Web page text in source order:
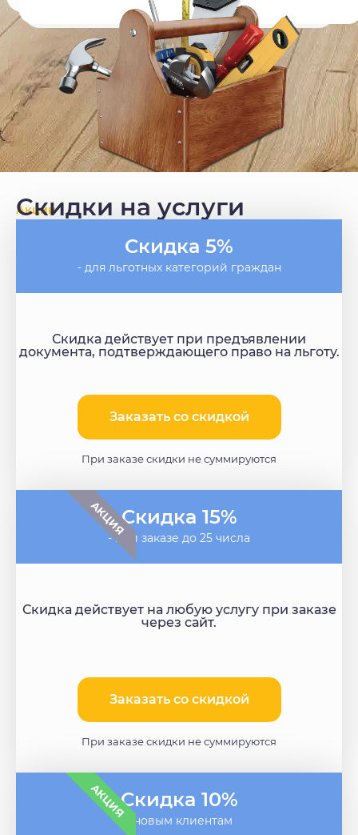
Акции
Скидки на услуги
Скидка 5%
- для льготных категорий граждан
Скидка действует при предъявлении
документа, подтверждающего право на льготу.
Заказать со скидкой​
При заказе скидки не суммируются
АКЦИЯСкидка 15%
- при заказе до 25 числа
Скидка действует на любую услугу при заказе
через сайт.
Заказать со скидкой
При заказе скидки не суммируются
АКЦИЯСкидка 10%
- новым клиентам